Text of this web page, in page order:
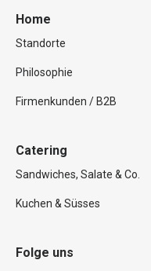
Home
Standorte
Philosophie
Firmenkunden / B2B
Catering
Sandwiches, Salate & Co.
Kuchen & Süsses
Folge uns